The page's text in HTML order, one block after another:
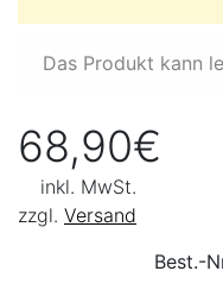
Das Produkt kann
68,90€
inkl. MwSt.
zzgl. Versand
Best.-